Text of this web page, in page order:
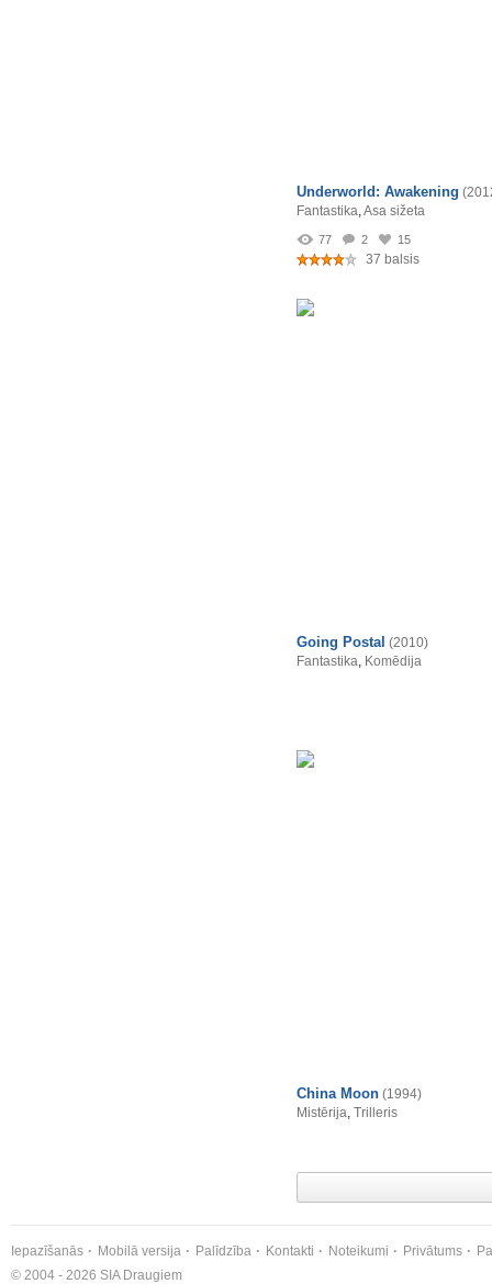
Underworld: Awakening
Fantastika,Asa sižeta
77 2 15
37 balsis
Going Postal (2010)
Fantastika, Komēdija
China Moon (1994)
Mistērija, Trilleris
Iepazīšanās Mobilā versija Palīdzība Kontakti Noteikumi Privātums
© 2004 - 2026 SIA Draugiem